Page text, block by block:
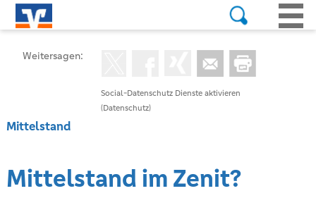
Social-Datenschutz Dienste aktivieren
(Datenschutz)
Weitersagen:
Mittelstand
Mittelstand im Zenit?